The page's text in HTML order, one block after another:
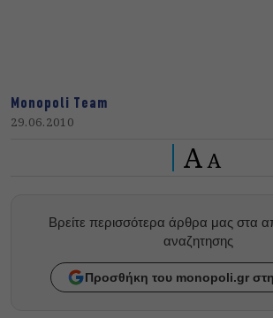
Monopoli Team
29.06.2010
A A
Βρείτε περισσότερα άρθρα μας στα
αναζητησης
Προσθήκη του monopoli.gr